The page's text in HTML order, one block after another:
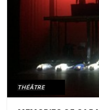
THÉÂTRE